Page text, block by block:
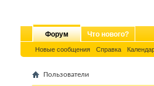
Форум
Новые сообщения Справка
Что нового?
Пользователи